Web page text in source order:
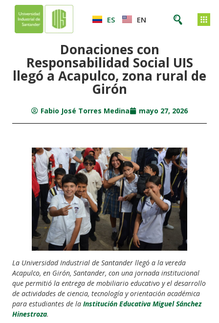
ES EN
Donaciones con
Responsabilidad Social UIS
llegó a Acapulco, zona rural de
Girón
Fabio José Torres Medina mayo 27, 2026
La Universidad Industrial de Santander llegó a la vereda
Acapulco, en Girón, Santander, con una jornada institucional
que permitió la entrega de mobiliario educativo y el desarrollo
de actividades de ciencia, tecnología y orientación académica
para estudiantes de la Institución Educativa Miguel Sánchez
Hinestroza.